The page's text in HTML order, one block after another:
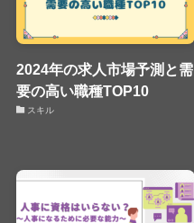
2024年の求人市場予測と需
要の高い職種TOP10
スキル